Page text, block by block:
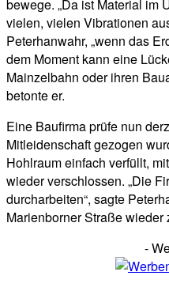
bewege. „Da ist Material im
vielen, vielen Vibrationen
Peterhanwahr, „wenn das
dem Moment kann eine
Mainzelbahn oder ihren
betonte er.
Eine Baufirma prüfe nun
Mitleidenschaft gezogen
Hohlraum einfach verfüllt,
wieder verschlossen. „Die
durcharbeiten“, sagte
Marienborner Straße wieder
-